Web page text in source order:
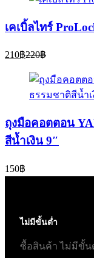
เคเบิ้ลไทร์
210฿Current
price
is:
210฿.
220฿
was:
220฿.
ถุงมือคอตตอน
สีน้ำเงิน 9″
150฿
ไม่มีขั้นต่ำ
ซื้อสินค้า ไม่มีขั้น